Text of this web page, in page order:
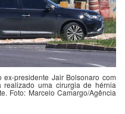
presidente Jair Bolsonaro com
uma cirurgia de hérnia
Foto: Marcelo Camargo/Agência